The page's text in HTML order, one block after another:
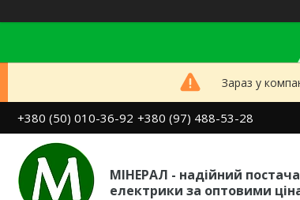
Зараз у
+380 (50) 010-36-92 +380 (97) 488-53-28
МІНЕРАЛ - надійний
електрики за оптовими